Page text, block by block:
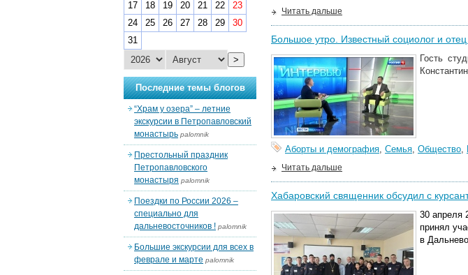
Читать дальше
Большое утро. Известный социолог и
Гость
Аборты и демография, Семья, Общество,
Читать дальше
Хабаровский священник обсудил с
30 апреля
принял
в
17
18 19 20 21 22
23
24
25 26 27 28 29
30
31
>
Последние темы блогов
“Храм у озера” – летние
экскурсии в Петропавловский
монастырь palomnik
Престольный праздник
Петропавловского
монастыря palomnik
Поездки по России 2026 –
специально для
дальневосточников ! palomnik
Большие экскурсии для всех в
феврале и марте palomnik